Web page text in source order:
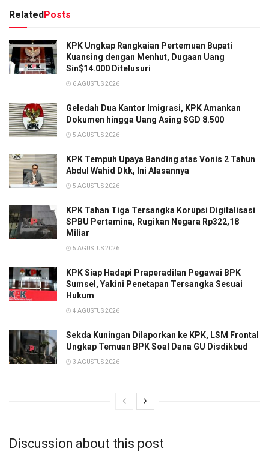
Related Posts
KPK Ungkap Rangkaian Pertemuan Bupati
Kuansing dengan Menhut, Dugaan Uang
Sin$14.000 Ditelusuri
6 AGUSTUS 2026
Geledah Dua Kantor Imigrasi, KPK Amankan
Dokumen hingga Uang Asing SGD 8.500
5 AGUSTUS 2026
KPK Tempuh Upaya Banding atas Vonis 2 Tahun
Abdul Wahid Dkk, Ini Alasannya
5 AGUSTUS 2026
KPK Tahan Tiga Tersangka Korupsi Digitalisasi
SPBU Pertamina, Rugikan Negara Rp322,18
Miliar
5 AGUSTUS 2026
KPK Siap Hadapi Praperadilan Pegawai BPK
Sumsel, Yakini Penetapan Tersangka Sesuai
Hukum
4 AGUSTUS 2026
Sekda Kuningan Dilaporkan ke KPK, LSM Frontal
Ungkap Temuan BPK Soal Dana GU Disdikbud
3 AGUSTUS 2026
Discussion about this post